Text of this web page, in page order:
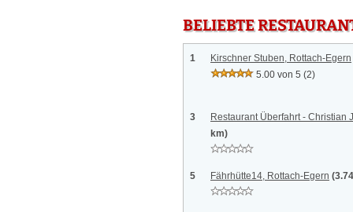
BELIEBTE
1
Kirschner Stuben, Rottach-Egern
5.00 von 5 (2)
3
Restaurant Überfahrt - Christian
km)
5 Fährhütte14, Rottach-Egern